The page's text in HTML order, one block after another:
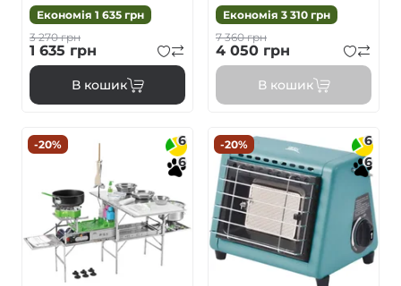
Економія 1 635 грн
3 270грн
1 635 грн
В кошик
Економія 3 310 грн
7 360грн
4 050 грн
В кошик
-20%
6
6
-20%
6
6